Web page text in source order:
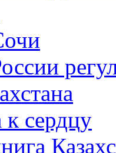
к сердцу